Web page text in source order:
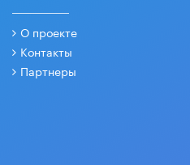
О проекте
Контакты
Партнеры